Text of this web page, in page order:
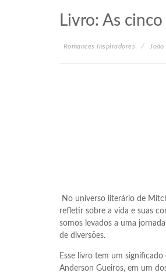
Livro: As
Romances Inspiradores
No universo literário de
refletir sobre a vida e suas
somos levados a uma
de diversões.
Esse livro tem um
Anderson Gueiros, em um